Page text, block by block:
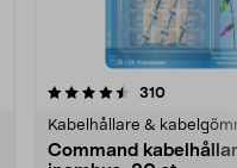
310
Kabelhållare &
Command
4.5av 5 stjärnor